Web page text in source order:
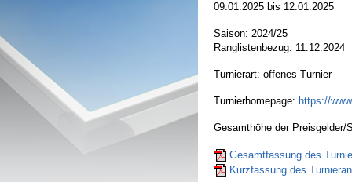
09.01.2025 bis 12.01.2025
Saison: 2024/25
Ranglistenbezug: 11.12.2024
Turnierart: offenes Turnier
Turnierhomepage: https://
Gesamthöhe der Preisgelder/
Gesamtfassung des
Kurzfassung des